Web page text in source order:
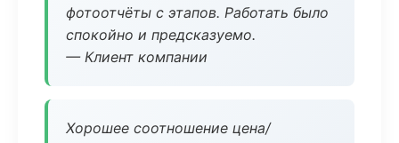
фотоотчёты с этапов. Работать было
спокойно и предсказуемо.
— Клиент компании
Хорошее соотношение цена/